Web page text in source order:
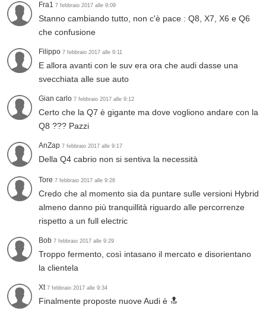
Fra1 7 febbraio 2017 alle 9:09
Stanno cambiando tutto, non c'è pace : Q8, X7, X6 e Q6
che confusione
Filippo 7 febbraio 2017 alle 9:11
E allora avanti con le suv era ora che audi dasse una
svecchiata alle sue auto
Gian carlo 7 febbraio 2017 alle 9:12
Certo che la Q7 è gigante ma dove vogliono andare con la
Q8 ??? Pazzi
AnZap 7 febbraio 2017 alle 9:17
Della Q4 cabrio non si sentiva la necessità
Tore 7 febbraio 2017 alle 9:26
Credo che al momento sia da puntare sulle versioni Hybrid
almeno danno più tranquillità riguardo alle percorrenze
rispetto a un full electric
Bob 7 febbraio 2017 alle 9:29
Troppo fermento, così intasano il mercato e disorientano
la clientela
Xt 7 febbraio 2017 alle 9:34
Finalmente proposte nuove Audi è 🔝